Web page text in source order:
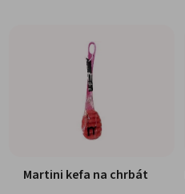
Martini kefa na chrbát